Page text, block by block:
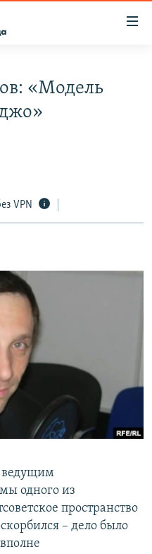
«Модель
VPN
ведущим
одного из
пространство
– дело было